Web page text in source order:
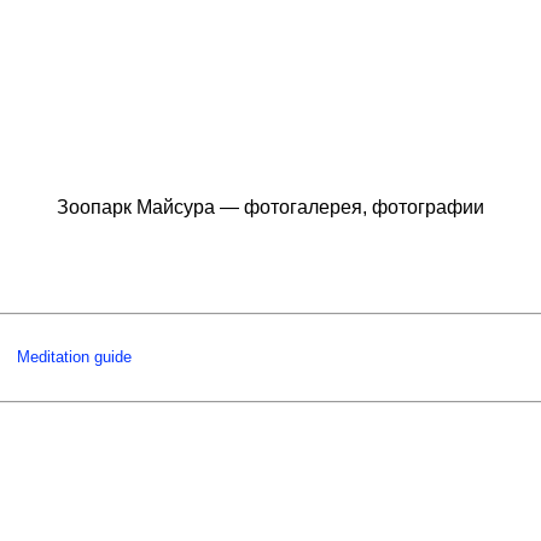
Зоопарк Майсура — фотогалерея, фотографии
Meditation guide